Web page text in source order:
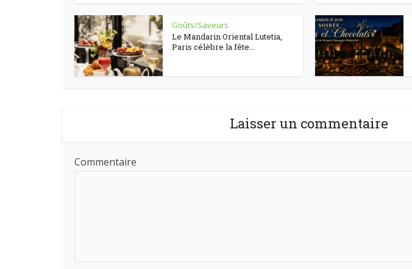
Goûts/Saveurs
Le Mandarin Oriental Lutetia,
Paris célèbre la fête...
Laisser un commentaire
Commentaire